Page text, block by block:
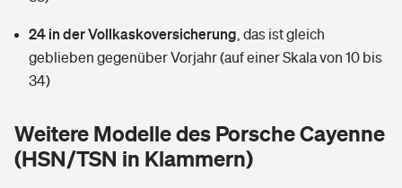
Tools
Wer versichert was: Jetzt Versicherer finden
Handyversicherung
Musikinstrumentenversicherung
Sie haben Fragen?
24 in der Vollkaskoversicherung das ist gleich
geblieben gegenüber Vorjahr (auf einer Skala von 10 bis
34)
Weitere Modelle des Porsche Cayenne
(HSN/TSN in Klammern)